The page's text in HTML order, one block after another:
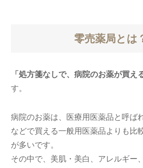
零売薬局とは
「処方箋なしで、病院のお薬が買え
す。
病院のお薬は、医療用医薬品と呼ば
などで買える一般用医薬品よりも比
が多いです。
その中で、美肌・美白、アレルギー